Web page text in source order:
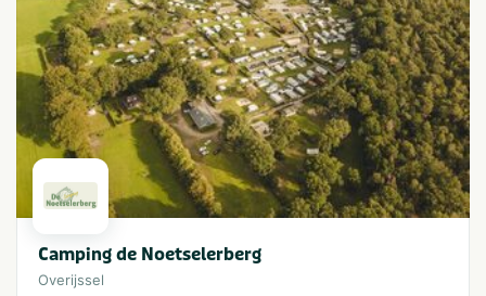
Camping de Noetselerberg
Overijssel